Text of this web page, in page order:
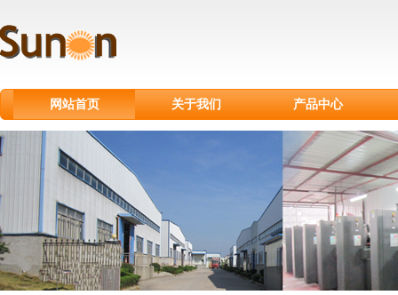
网站首页 关于我们 产品中心
淀粉餐具
CPLA刀叉勺
甘蔗浆餐具
纸制品
纸杯
塑料刀叉勺